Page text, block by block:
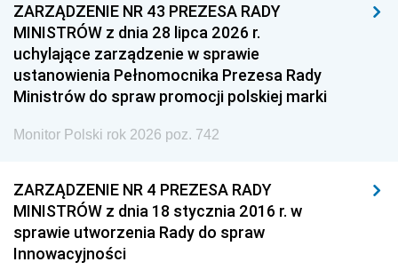
ZARZĄDZENIE NR 43 PREZESA RADY
MINISTRÓW z dnia 28 lipca 2026 r.
uchylające zarządzenie w sprawie
ustanowienia Pełnomocnika Prezesa Rady
Ministrów do spraw promocji polskiej marki
Monitor Polski rok 2026 poz. 742
ZARZĄDZENIE NR 4 PREZESA RADY
MINISTRÓW z dnia 18 stycznia 2016 r. w
sprawie utworzenia Rady do spraw
Innowacyjności